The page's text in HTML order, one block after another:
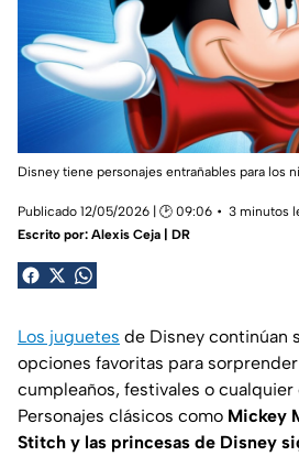
Disney tiene personajes entrañables para los
Publicado 12/05/2026 | 🕑 09:06
3 minutos
Escrito por: Alexis Ceja | DR
Los juguetes de Disney continúan
opciones favoritas para
cumpleaños, festivales o cualquier
Personajes clásicos como Mickey
Stitch y las princesas de Disney